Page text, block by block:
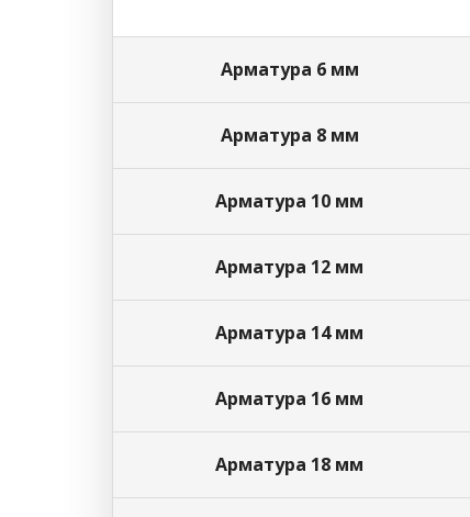
Арматура 6 мм
Арматура 8 мм
Арматура 10 мм
Арматура 12 мм
Арматура 14 мм
Арматура 16 мм
Арматура 18 мм